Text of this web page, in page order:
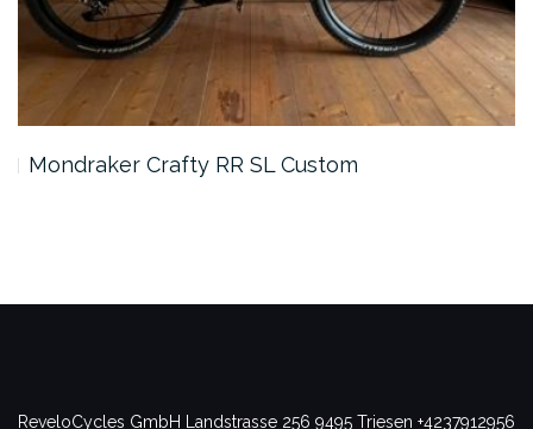
Mondraker Crafty RR SL Custom
ReveloCycles GmbH Landstrasse 256 9495 Triesen +4237912956